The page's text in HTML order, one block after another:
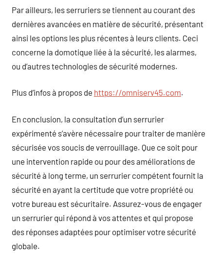
Par ailleurs, les serruriers se tiennent au courant des
dernières avancées en matière de sécurité, présentant
ainsi les options les plus récentes à leurs clients. Ceci
concerne la domotique liée à la sécurité, les alarmes,
ou d’autres technologies de sécurité modernes.
Plus d’infos à propos de https://omniserv45.com.
En conclusion, la consultation d’un serrurier
expérimenté s’avère nécessaire pour traiter de manière
sécurisée vos soucis de verrouillage. Que ce soit pour
une intervention rapide ou pour des améliorations de
sécurité à long terme, un serrurier compétent fournit la
sécurité en ayant la certitude que votre propriété ou
votre bureau est sécuritaire. Assurez-vous de engager
un serrurier qui répond à vos attentes et qui propose
des réponses adaptées pour optimiser votre sécurité
globale.